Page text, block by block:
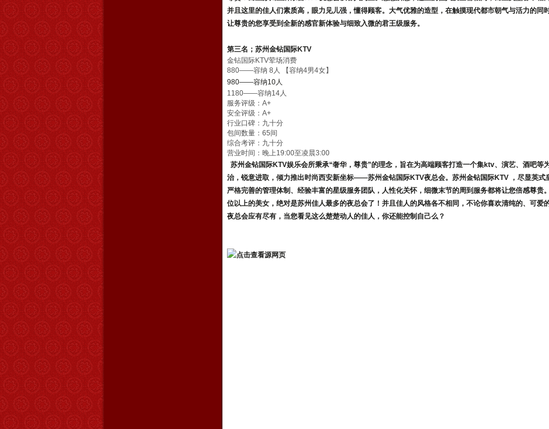
并且这里的佳人们素质高，眼力见儿强，懂得顾客。大气优雅的造型，在触摸现代都市朝气与活力的同
让尊贵的您享受到全新的感官新体验与细致入微的君王级服务。
第三名；苏州金钻国际KTV
金钻国际KTV荤场消费
880——容纳 8人 【容纳4男4女】
980——容纳10人
1180——容纳14人
服务评级：A+
安全评级：A+
行业口碑：九十分
包间数量：65间
综合考评：九十分
营业时间：晚上19:00至凌晨3:00
苏州金钻国际KTV娱乐会所秉承“奢华，尊贵”的理念，旨在为高端顾客打造一个集ktv、演艺、酒吧等
治，锐意进取，倾力推出时尚西安新坐标——苏州金钻国际KTV夜总会。 苏州金钻国际KTV ，尽显英式
严格完善的管理体制、经验丰富的星级服务团队，人性化关怀，细微末节的周到服务都将让您倍感尊贵
位以上的美女，绝对是苏州佳人最多的夜总会了！并且佳人的风格各不相同，不论你喜欢清纯的、可爱
夜总会应有尽有，当您看见这么楚楚动人的佳人，你还能控制自己么？